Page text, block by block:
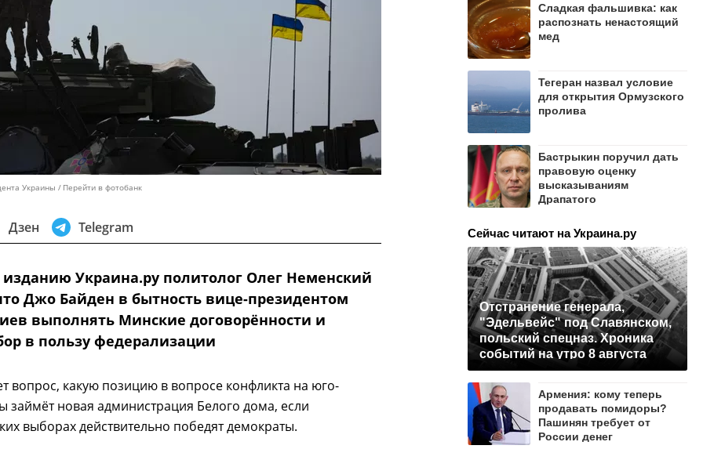
Украины Перейти в фотобанк
Дзен Telegram
Украина.ру политолог Олег Неменский
Джо Байден в бытность вице-президентом
выполнять Минские договорённости и
в пользу федерализации
вопрос, какую позицию в вопросе конфликта на юго-
займёт новая администрация Белого дома, если
выборах действительно победят демократы.
Сладкая фальшивка: как
распознать ненастоящий
мед
Тегеран назвал условие
для открытия Ормузского
пролива
Бастрыкин поручил дать
правовую оценку
высказываниям
Драпатого
Сейчас читают на Украина.ру
Отстранение генерала,
"Эдельвейс" под Славянском,
польский спецназ. Хроника
событий на утро 8 августа
Армения: кому теперь
продавать помидоры?
Пашинян требует от
России денег